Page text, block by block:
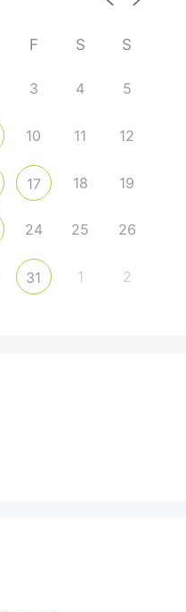
F S S
3 4 5
10 11 12
17 18 19
24 25 26
31 1 2